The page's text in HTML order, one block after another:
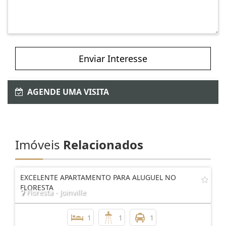
Enviar Interesse
AGENDE UMA VISITA
Imóveis Relacionados
EXCELENTE APARTAMENTO PARA ALUGUEL NO
FLORESTA
Floresta - Joinville
1 1 1